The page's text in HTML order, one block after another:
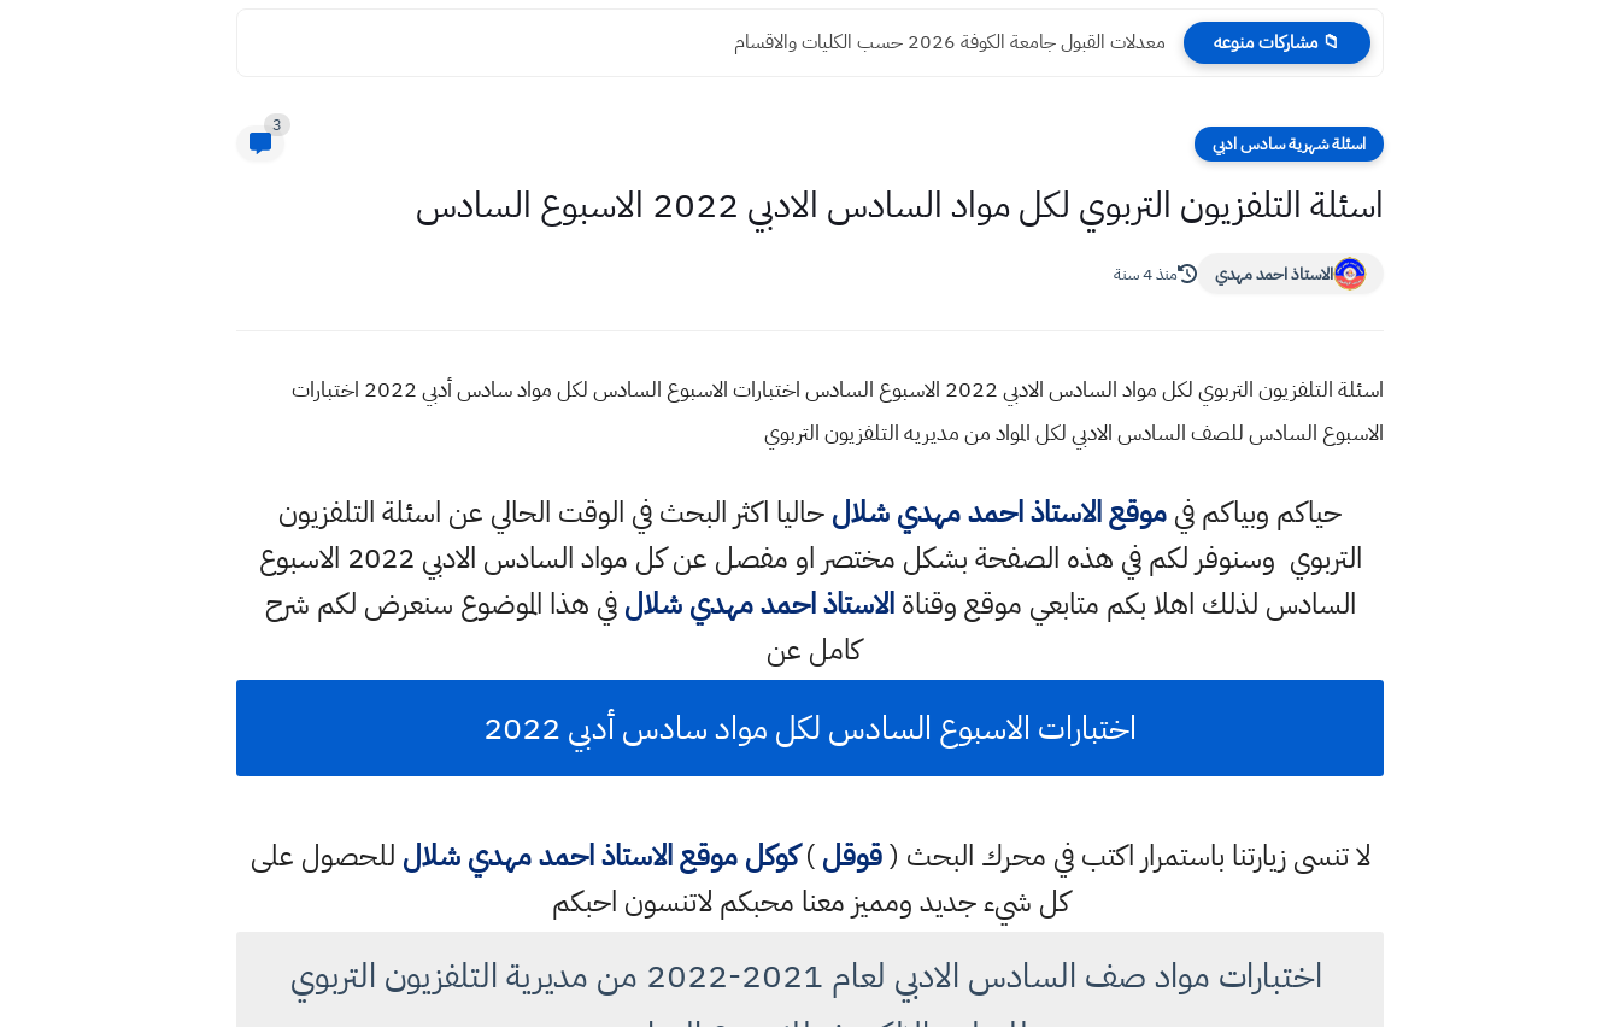
📁 مشاركات منوعه معدلات القبول جامعة الكوفة 2026 حسب الكليات والاقسام
اسئلة شهرية سادس ادبي
3
اسئلة التلفزيون التربوي لكل مواد السادس الادبي 2022 الاسبوع السادس
الاستاذ احمد مهدي منذ 4 سنة
اسئلة التلفزيون التربوي لكل مواد السادس الادبي 2022 الاسبوع السادس اختبارات الاسبوع السادس لكل مواد سادس أدبي 2022 اختبارات
الاسبوع السادس للصف السادس الادبي لكل المواد من مديريه التلفزيون التربوي
حياكم وبياكم فيموقع الاستاذ احمد مهدي شلالحاليا اكثر البحث في الوقت الحالي عن اسئلة التلفزيون
التربوي وسنوفر لكم في هذه الصفحة بشكل مختصر او مفصل عن كل مواد السادس الادبي 2022 الاسبوع
السادس لذلك اهلا بكم متابعي موقع وقناةالاستاذ احمد مهدي شلالفي هذا الموضوع سنعرض لكم شرح
كامل عن
اختبارات الاسبوع السادس لكل مواد سادس أدبي 2022
لا تنسى زيارتنا باستمرار اكتب في محرك البحث (قوقل)كوكل موقع الاستاذ احمد مهدي شلال للحصول على
كل شيء جديد ومميز معنا محبكم لاتنسون احبكم
اختبارات مواد صف السادس الادبي لعام 2021-2022 من مديرية التلفزيون التربوي